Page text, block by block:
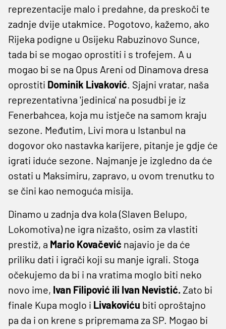
reprezentacije malo i predahne, da preskoči te
zadnje dvije utakmice. Pogotovo, kažemo, ako
Rijeka podigne u Osijeku Rabuzinovo Sunce,
tada bi se mogao oprostiti i s trofejem. A u
mogao bi se na Opus Areni od Dinamova dresa
oprostiti Dominik Livaković. Sjajni vratar, naša
reprezentativna 'jedinica' na posudbi je iz
Fenerbahcea, koja mu istječe na samom kraju
sezone. Međutim, Livi mora u Istanbul na
dogovor oko nastavka karijere, pitanje je gdje će
igrati iduće sezone. Najmanje je izgledno da će
ostati u Maksimiru, zapravo, u ovom trenutku to
se čini kao nemoguća misija.
Dinamo u zadnja dva kola (Slaven Belupo,
Lokomotiva) ne igra nizašto, osim za vlastiti
prestiž, a Mario Kovačević najavio je da će
priliku dati i igrači koji su manje igrali. Stoga
očekujemo da bi i na vratima moglo biti neko
novo ime, Ivan Filipović ili Ivan Nevistić. Zato bi
finale Kupa moglo i Livakoviću biti oproštajno
pa da i on krene s pripremama za SP. Mogao bi